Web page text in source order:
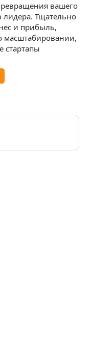
вашего
лидера. Тщательно
и прибыль,
масштабировании,
стартапы